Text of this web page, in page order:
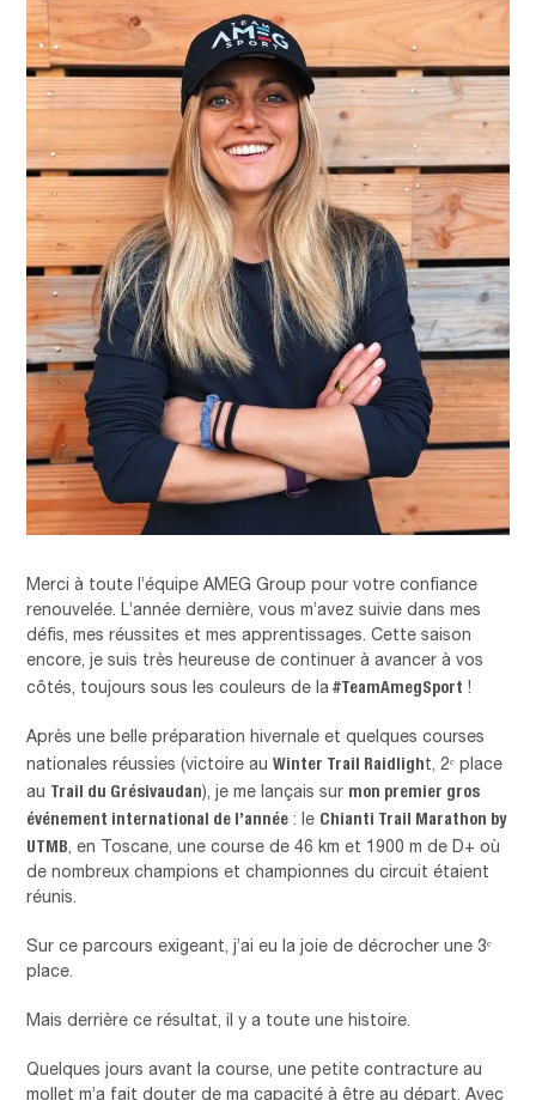
Merci à toute l’équipe AMEG Group pour votre confiance
renouvelée. L’année dernière, vous m’avez suivie dans mes
défis, mes réussites et mes apprentissages. Cette saison
encore, je suis très heureuse de continuer à avancer à vos
côtés, toujours sous les couleurs de la #TeamAmegSport !
Après une belle préparation hivernale et quelques courses
nationales réussies (victoire auWinter Trail Raidlight, 2ᵉ place
au Trail du Grésivaudan), je me lançais sur mon premier gros
événement international de l’année : le Chianti Trail Marathon by
UTMB , en Toscane, une course de 46 km et 1900 m de D+ où
de nombreux champions et championnes du circuit étaient
réunis.
Sur ce parcours exigeant, j’ai eu la joie de décrocher une 3ᵉ
place.
Mais derrière ce résultat, il y a toute une histoire.
Quelques jours avant la course, une petite contracture au
mollet m’a fait douter de ma capacité à être au départ. Avec